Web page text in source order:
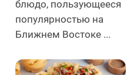
блюдо, пользующееся
популярностью на
Ближнем Востоке ...